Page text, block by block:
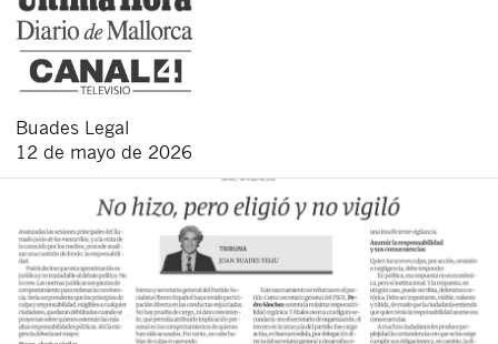
Buades Legal
12 de mayo de 2026